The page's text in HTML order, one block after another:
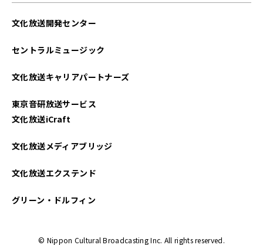
文化放送開発センター
セントラルミュージック
文化放送キャリアパートナーズ
東京音研放送サービス
文化放送iCraft
文化放送メディアブリッジ
文化放送エクステンド
グリーン・ドルフィン
© Nippon Cultural Broadcasting Inc. All rights reserved.